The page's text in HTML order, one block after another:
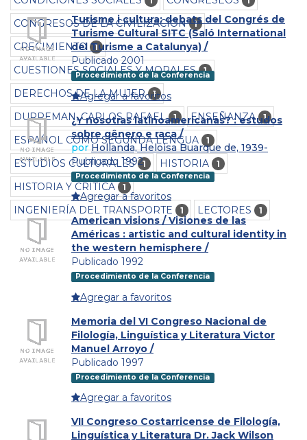
CONGRESOS DE LA CIVILIZACION 1
CRECIMIENTO 1
CUESTIONES SOCIALES Y MORALES 1
DERECHOS DE LA MUJER 1
DURREMAN, CARLOS RAFAEL 1 ENSEÑANZA 1
ESPAÑOL COMO SEGUNDA LENGUA 1
ESTUDIOS CULTURALES 1 HISTORIA 1
HISTORIA Y CRITICA 1
INGENIERÍA DEL TRANSPORTE 1 LECTORES 1
Turisme i cultura: debats del Congrés de
Turisme Cultural SITC (Saló International
del Turisme a Catalunya) /
Publicado 2001
Procedimiento de la Conferencia
Agregar a favoritos
¿Y nosotras latinoamericanas? : estudos
sobre gênero e raca /
porHollanda, Heloisa Buarque de, 1939-
Publicado 1992
Procedimiento de la Conferencia
Agregar a favoritos
American visions / Visiones de las
Américas : artistic and cultural identity in
the western hemisphere /
Publicado 1992
Procedimiento de la Conferencia
Agregar a favoritos
Memoria del VI Congreso Nacional de
Filología, Linguística y Literatura Victor
Manuel Arroyo /
Publicado 1997
Procedimiento de la Conferencia
Agregar a favoritos
VII Congreso Costarricense de Filología,
Linguística y Literatura Dr. Jack Wilson